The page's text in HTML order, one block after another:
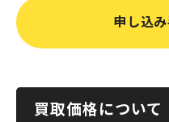
申し込
買取価格について